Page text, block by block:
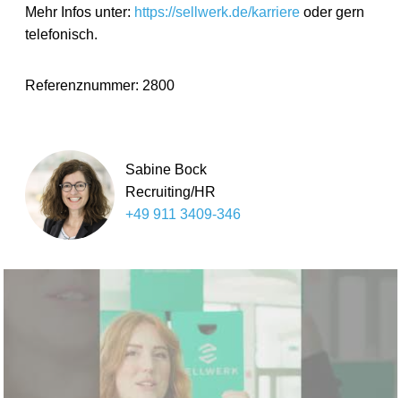
Mehr Infos unter: https://sellwerk.de/karriere oder gern
telefonisch.
Referenznummer: 2800
Sabine Bock
Recruiting/HR
+49 911 3409-346